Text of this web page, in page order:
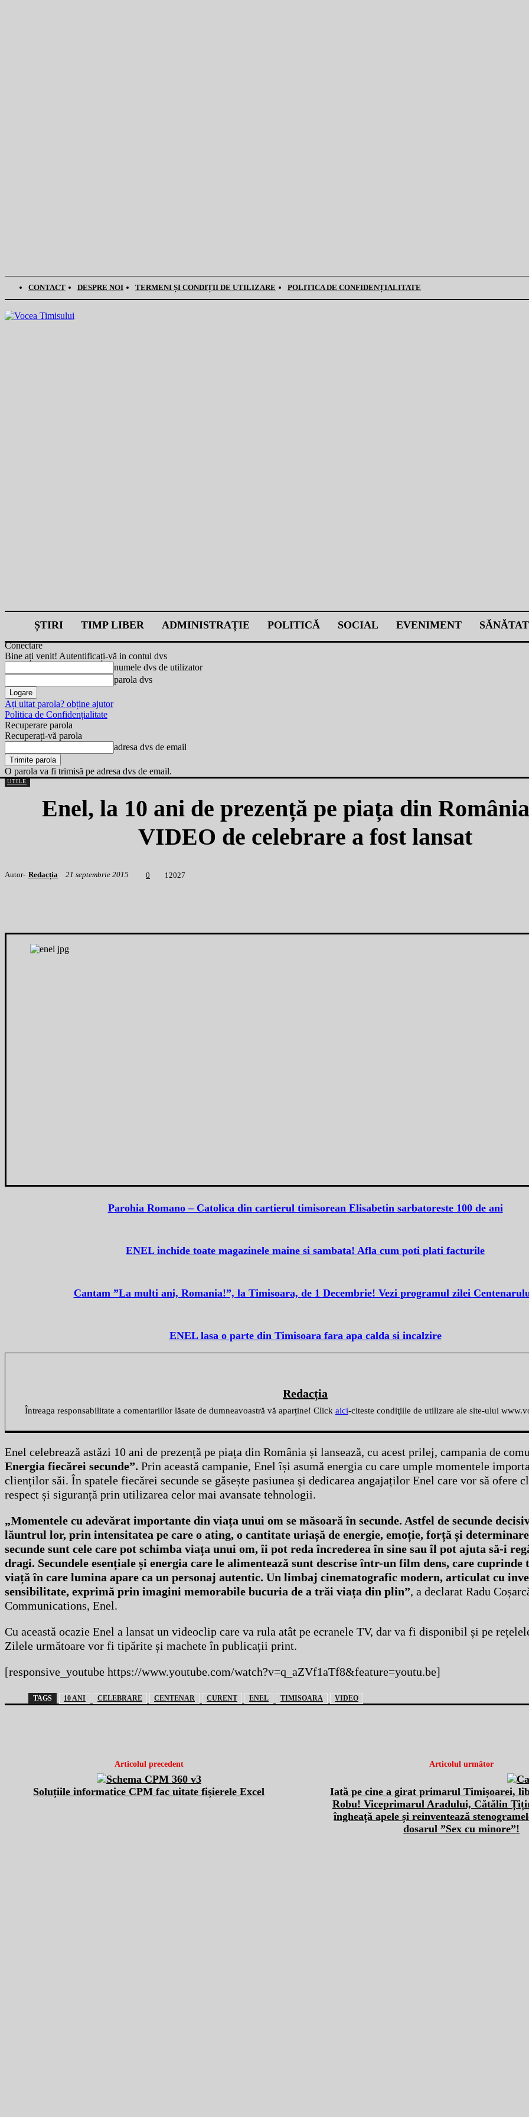
CONTACT DESPRE NOI TERMENI ȘI CONDIȚII DE UTILIZARE POLITICA DE CONFIDENȚIALITATE
ȘTIRI TIMP LIBER ADMINISTRAȚIE POLITICĂ SOCIAL EVENIMENT
Conectare
Bine ați venit! Autentificați-vă in contul dvs
numele dvs de utilizator
parola dvs
Ați uitat parola? obține ajutor
Politica de Confidențialitate
Recuperare parola
Recuperați-vă parola
adresa dvs de email
O parola va fi trimisă pe adresa dvs de email.
UTILE
Enel, la 10 ani de prezență pe piața din
VIDEO de celebrare a fost lansat
Autor- Redacția 21 septembrie 2015 0 1 2027
Parohia Romano – Catolica din cartierul timisorean Elisabetin sarbatoreste 100 de ani
ENEL inchide toate magazinele maine si sambata! Afla cum poti plati facturile
Cantam ”La multi ani, Romania!”, la Timisoara, de 1 Decembrie! Vezi programul zilei
ENEL lasa o parte din Timisoara fara apa calda si incalzire
Redacția
Întreaga responsabilitate a comentariilor lăsate de dumneavoastră vă aparține! Click aici-citeste condiţiile de utilizare ale site-ului
Enel celebrează astăzi 10 ani de prezență pe piața din România și lansează, cu acest prilej, campania de
Energia fiecărei secunde”. Prin această campanie, Enel își asumă energia cu care umple momentele
clienților săi. În spatele fiecărei secunde se găsește pasiunea și dedicarea angajaților Enel care vor să ofere
respect și siguranță prin utilizarea celor mai avansate tehnologii.
„Momentele cu adevărat importante din viața unui om se măsoară în secunde. Astfel de secunde
lăuntrul lor, prin intensitatea pe care o ating, o cantitate uriașă de energie, emoție, forță și
secunde sunt cele care pot schimba viața unui om, îi pot reda încrederea în sine sau îl pot ajuta să-i
dragi. Secundele esențiale și energia care le alimentează sunt descrise într-un film dens, care cuprinde
viață în care lumina apare ca un personaj autentic. Un limbaj cinematografic modern, articulat cu
sensibilitate, exprimă prin imagini memorabile bucuria de a trăi viața din plin”, a declarat Radu
Communications, Enel.
Cu această ocazie Enel a lansat un videoclip care va rula atât pe ecranele TV, dar va fi disponibil și pe
Zilele următoare vor fi tipărite și machete în publicații print.
[responsive_youtube https://www.youtube.com/watch?v=q_aZVf1aTf8&feature=youtu.be]
TAGS 10 ANI CELEBRARE CENTENAR CURENT ENEL TIMISOARA VIDEO
Articolul precedent
Soluțiile informatice CPM fac uitate fişierele Excel
Articolul următor
Iată pe cine a girat primarul Timișoarei,
Robu! Viceprimarul Aradului, Cătălin
îngheață apele și reinventează
dosarul ”Sex cu minore”!